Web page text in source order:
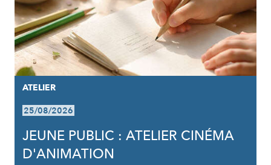
ATELIER
25/08/2026
JEUNE PUBLIC : ATELIER CINÉMA
D'ANIMATION